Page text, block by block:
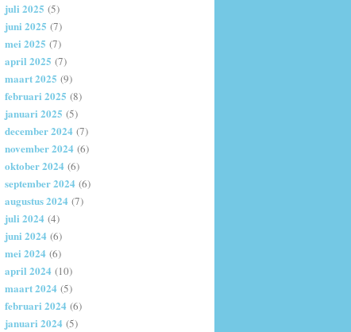
juli 2025 (5)
juni 2025 (7)
mei 2025 (7)
april 2025 (7)
maart 2025 (9)
februari 2025 (8)
januari 2025 (5)
december 2024 (7)
november 2024 (6)
oktober 2024 (6)
september 2024 (6)
augustus 2024 (7)
juli 2024 (4)
juni 2024 (6)
mei 2024 (6)
april 2024 (10)
maart 2024 (5)
februari 2024 (6)
januari 2024 (5)